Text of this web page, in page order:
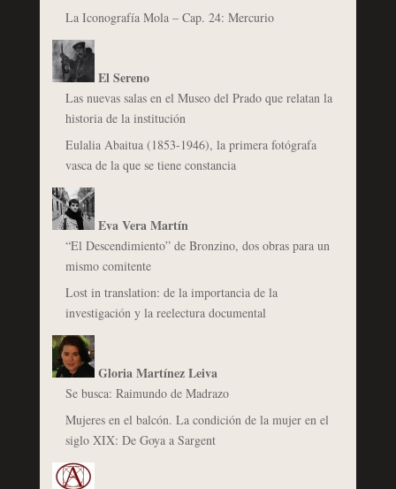
La Iconografía Mola – Cap. 24: Mercurio
El Sereno
Las nuevas salas en el Museo del Prado que relatan la
historia de la institución
Eulalia Abaitua (1853-1946), la primera fotógrafa
vasca de la que se tiene constancia
Eva Vera Martín
“El Descendimiento” de Bronzino, dos obras para un
mismo comitente
Lost in translation: de la importancia de la
investigación y la reelectura documental
Gloria Martínez Leiva
Se busca: Raimundo de Madrazo
Mujeres en el balcón. La condición de la mujer en el
siglo XIX: De Goya a Sargent